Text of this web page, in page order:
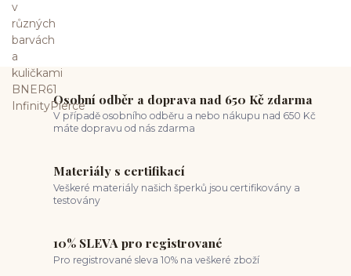
Osobní odběr a doprava nad 650 Kč zdarma
V případě osobního odběru a nebo nákupu nad 650 Kč
máte dopravu od nás zdarma
Materiály s certifikací
Veškeré materiály našich šperků jsou certifikovány a
testovány
10% SLEVA pro registrované
Pro registrované sleva 10% na veškeré zboží